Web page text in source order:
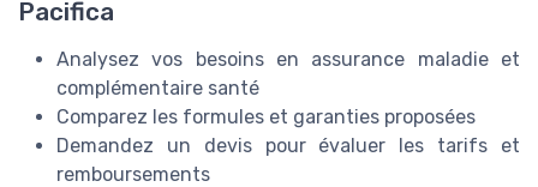
Pacifica
Analysez vos besoins en assurance maladie et
complémentaire santé
Comparez les formules et garanties proposées
Demandez un devis pour évaluer les tarifs et
remboursements